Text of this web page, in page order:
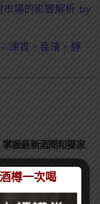
市場的影響解析 by
津貫、長濱、靜
握最新酒聞和獨家
樽一次喝